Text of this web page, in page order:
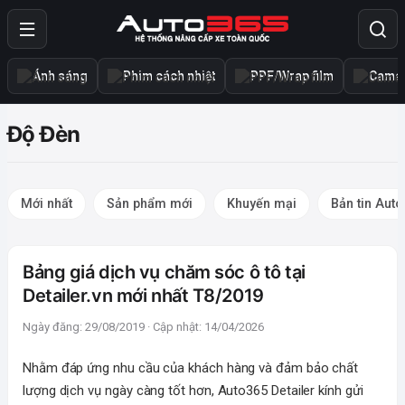
Ánh sáng Phim cách nhiệt PPF/Wrap film
Độ Đèn
Mới nhất Sản phẩm mới Khuyến mại Bản tin
Bảng giá dịch vụ chăm sóc ô tô tại
Detailer.vn mới nhất T8/2019
Ngày đăng: 29/08/2019 · Cập nhật: 14/04/2026
Nhằm đáp ứng nhu cầu của khách hàng và đảm bảo chất
lượng dịch vụ ngày càng tốt hơn, Auto365 Detailer kính gửi